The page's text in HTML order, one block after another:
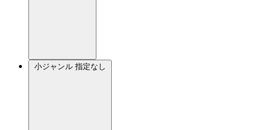
小ジャンル 指定なし